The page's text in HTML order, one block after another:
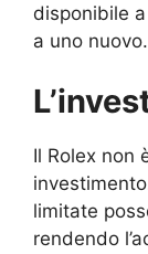
disponibile
a uno nuovo.
Il Rolex non
limitate
rendendo